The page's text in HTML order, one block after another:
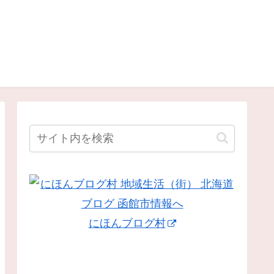
にほんブログ村